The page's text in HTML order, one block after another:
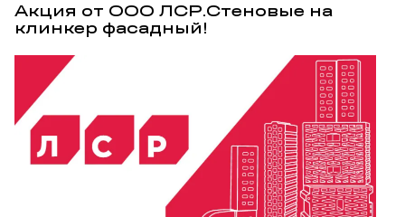
Акция от ООО ЛСР.Стеновые на
клинкер фасадный!